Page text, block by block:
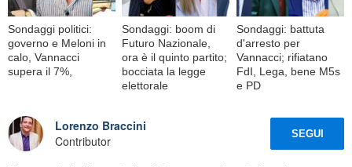
Sondaggi politici:
governo e Meloni in
calo, Vannacci
supera il 7%,
Sondaggi: boom di
Futuro Nazionale,
ora è il quinto partito;
bocciata la legge
elettorale
Sondaggi: battuta
d'arresto per
Vannacci; rifiatano
FdI, Lega, bene M5s
e PD
Lorenzo Braccini
Contributor
SEGUI